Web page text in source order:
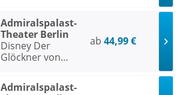
Admiralspalast-
Theater Berlin
Disney Der
Glöckner von
ab 44,99 €
Admiralspalast-